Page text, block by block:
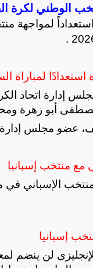
الوطني لكرة
لمواجهة
لمباراة
إدارة اتحاد
أبو زهرة
عضو مجلس إدارة
إسبانيا
لن ينضم